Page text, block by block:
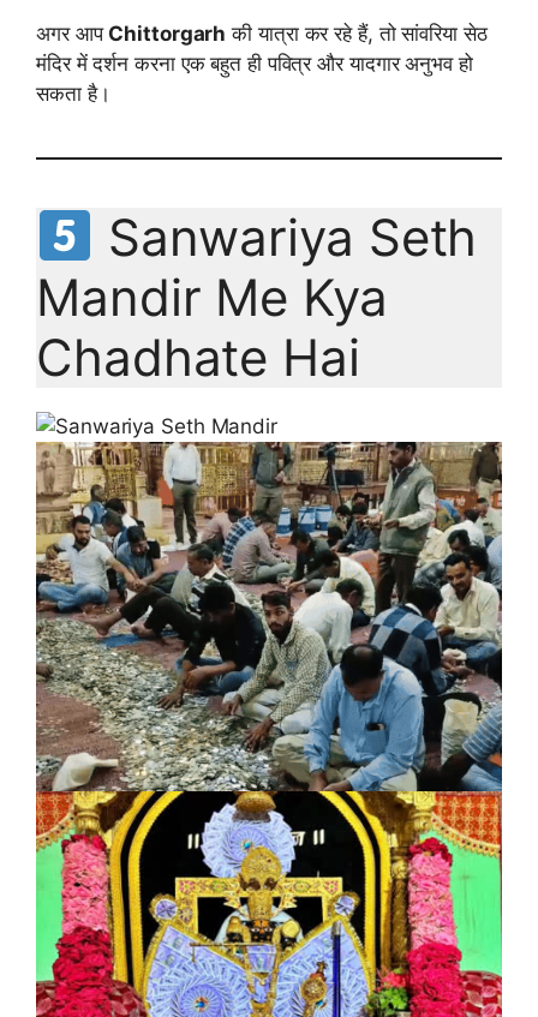
अगर आप Chittorgarh की यात्रा कर रहे हैं, तो सांवरिया सेठ
मंदिर में दर्शन करना एक बहुत ही पवित्र और यादगार अनुभव हो
सकता है।
Sanwariya Seth
Mandir Me Kya
Chadhate Hai